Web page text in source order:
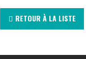
RETOUR À LA LISTE